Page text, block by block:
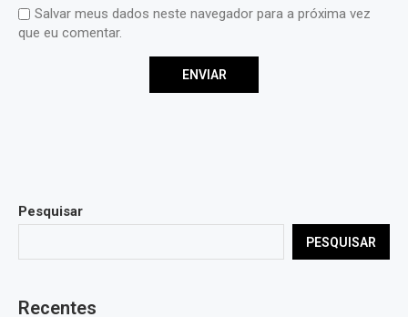
Salvar meus dados neste navegador para a próxima vez
que eu comentar.
Pesquisar
PESQUISAR
Recentes